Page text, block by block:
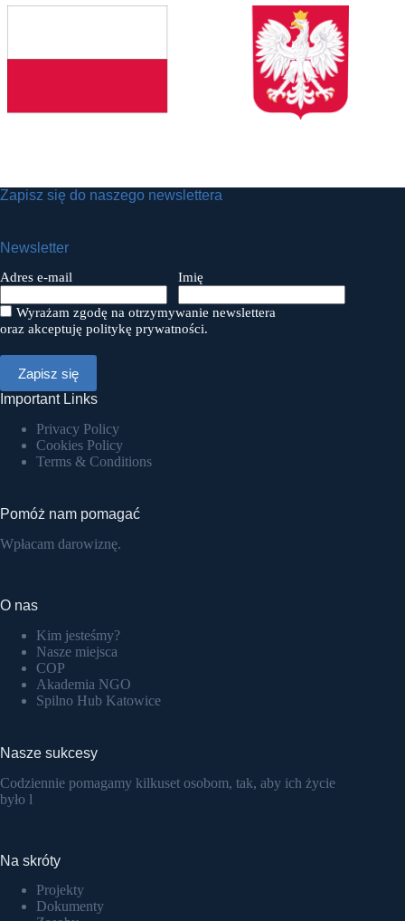
Zapisz się do naszego newslettera
Newsletter
Adres e-mail Imię
Wyrażam zgodę na otrzymywanie newslettera
oraz akceptuję politykę prywatności.
Important Links
Privacy Policy
Cookies Policy
Terms & Conditions
Pomóż nam pomagać
Wpłacam darowiznę.
O nas
Kim jesteśmy?
Nasze miejsca
COP
Akademia NGO
Spilno Hub Katowice
Nasze sukcesy
Codziennie pomagamy kilkuset osobom, tak, aby ich życie
było l
Na skróty
Projekty
Dokumenty